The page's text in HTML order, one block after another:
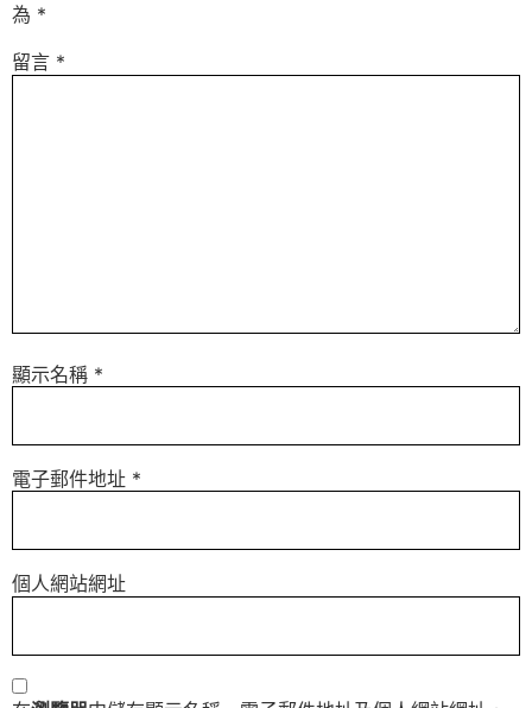
為 *
留言 *
顯示名稱 *
電子郵件地址 *
個人網站網址